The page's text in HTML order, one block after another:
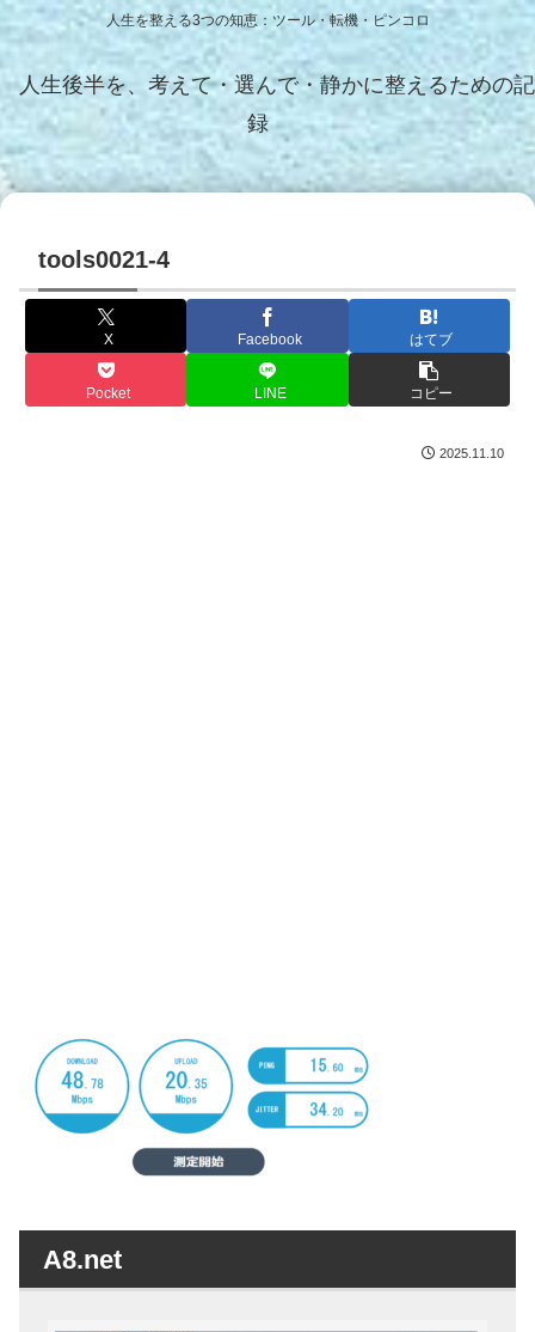
人生を整える3つの知恵：ツール・転機・ピンコロ
人生後半を、考えて・選んで・静かに整えるための記
録
tools0021-4
X Facebook はてブ
Pocket LINE コピー
2025.11.10
A8.net